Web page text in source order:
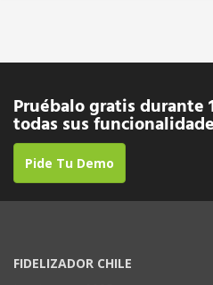
Pruébalo gratis durante
todas sus
Pide Tu Demo
FIDELIZADOR CHILE